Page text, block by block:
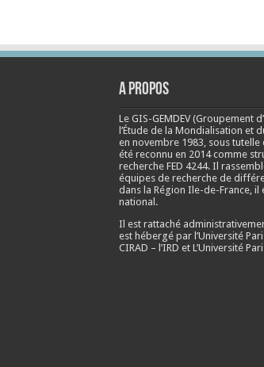
A propos
Le GIS-GEMDEV (Groupement
l’Étude de la Mondialisation et
en novembre 1983 , sous
été reconnu en 2014 comme
recherche FED 4244. Il
équipes de recherche de
dans la Région Ile-de-France, il
national.
Il est rattaché
est hébergé par l’Université
CIRAD – l’IRD et L’Université